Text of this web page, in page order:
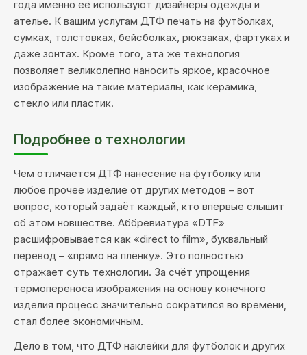
года именно её используют дизайнеры одежды и
ателье. К вашим услугам ДТФ печать на футболках,
сумках, толстовках, бейсболках, рюкзаках, фартуках и
даже зонтах. Кроме того, эта же технология
позволяет великолепно наносить яркое, красочное
изображение на такие материалы, как керамика,
стекло или пластик.
Подробнее о технологии
Чем отличается ДТФ нанесение на футболку или
любое прочее изделие от других методов – вот
вопрос, который задаёт каждый, кто впервые слышит
об этом новшестве. Аббревиатура «DTF»
расшифровывается как «direct to film», буквальный
перевод – «прямо на плёнку». Это полностью
отражает суть технологии. За счёт упрощения
термопереноса изображения на основу конечного
изделия процесс значительно сократился во времени,
стал более экономичным.
Дело в том, что ДТФ наклейки для футболок и других